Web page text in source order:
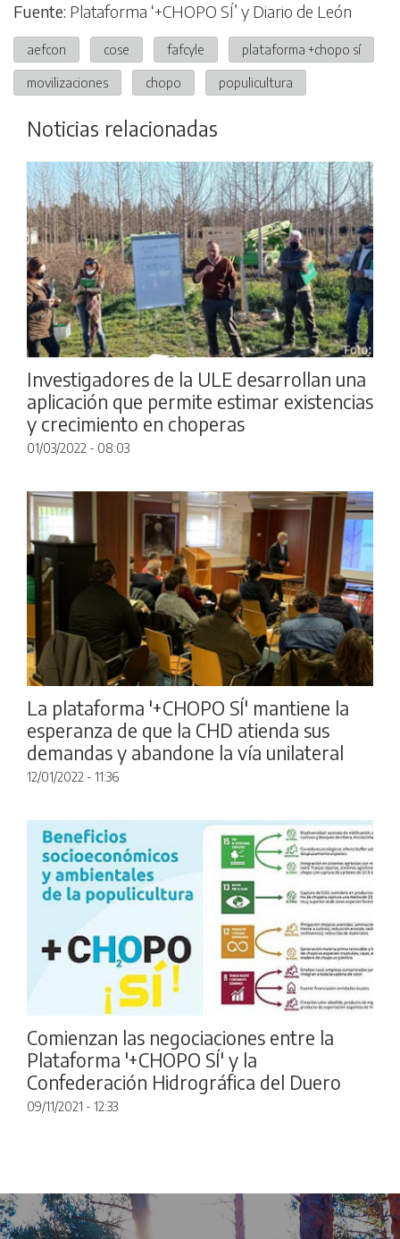
Fuente: Plataforma ‘+CHOPO SÍ’ y Diario de León
aefcon cose fafcyle plataforma +chopo sí
movilizaciones chopo populicultura
Noticias relacionadas
Investigadores de la ULE desarrollan una
aplicación que permite estimar existencias
y crecimiento en choperas
01/03/2022 - 08:03
La plataforma '+CHOPO SÍ' mantiene la
esperanza de que la CHD atienda sus
demandas y abandone la vía unilateral
12/01/2022 - 11:36
Comienzan las negociaciones entre la
Plataforma '+CHOPO SÍ' y la
Confederación Hidrográfica del Duero
09/11/2021 - 12:33